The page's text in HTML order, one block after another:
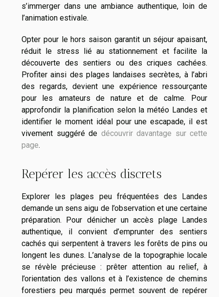
s’immerger dans une ambiance authentique, loin de
l’animation estivale.
Opter pour le hors saison garantit un séjour apaisant,
réduit le stress lié au stationnement et facilite la
découverte des sentiers ou des criques cachées.
Profiter ainsi des plages landaises secrètes, à l’abri
des regards, devient une expérience ressourçante
pour les amateurs de nature et de calme. Pour
approfondir la planification selon la météo Landes et
identifier le moment idéal pour une escapade, il est
vivement suggéré de découvrir davantage sur cette
page.
Repérer les accès discrets
Explorer les plages peu fréquentées des Landes
demande un sens aigu de l’observation et une certaine
préparation. Pour dénicher un accès plage Landes
authentique, il convient d’emprunter des sentiers
cachés qui serpentent à travers les forêts de pins ou
longent les dunes. L’analyse de la topographie locale
se révèle précieuse : prêter attention au relief, à
l’orientation des vallons et à l’existence de chemins
forestiers peu marqués permet souvent de repérer